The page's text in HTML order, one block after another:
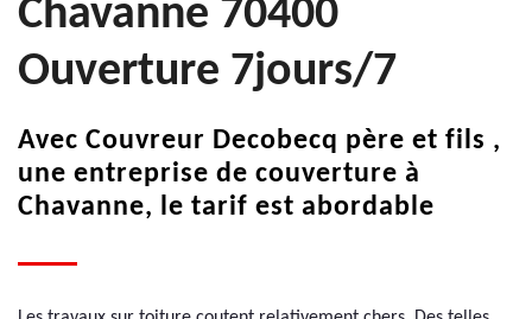
Chavanne 70400
Ouverture 7jours/7
Avec Couvreur Decobecq père et fils ,
une entreprise de couverture à
Chavanne, le tarif est abordable